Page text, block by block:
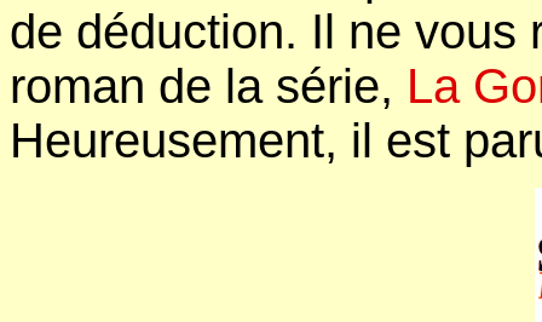
de déduction. Il ne vous
roman de la série, La
Heureusement, il est